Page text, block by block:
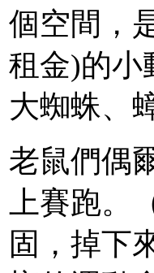
個空間，
租金)的小
大蜘蛛、
老鼠們偶
上賽跑。
固，掉下